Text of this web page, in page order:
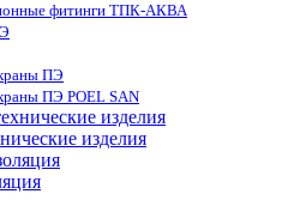
фитинги ТПК-АКВА
ПЭ
ПЭ POEL SAN
изделия